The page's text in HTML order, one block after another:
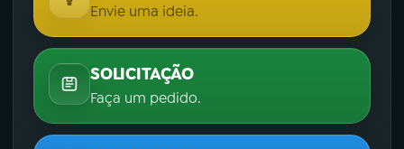
Envie uma ideia.
SOLICITAÇÃO
Faça um pedido.